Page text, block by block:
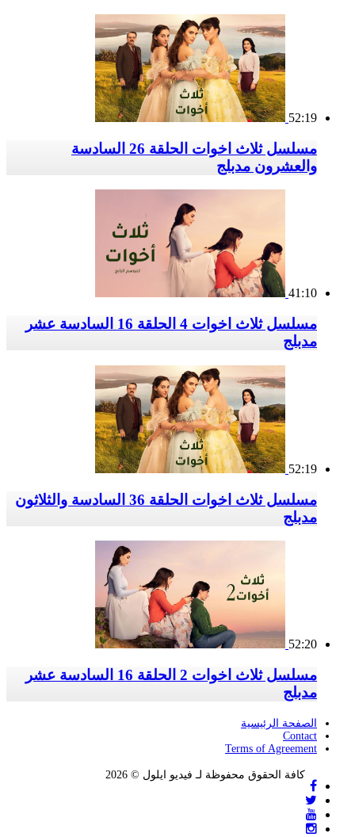
52:19
مسلسل ثلاث اخوات الحلقة 26 السادسة
والعشرون مدبلج
41:10
مسلسل ثلاث اخوات 4 الحلقة 16 السادسة عشر
مدبلج
52:19
مسلسل ثلاث اخوات الحلقة 36 السادسة والثلاثون
مدبلج
52:20
مسلسل ثلاث اخوات 2 الحلقة 16 السادسة عشر
مدبلج
الصفحة الرئيسية
Contact
Terms of Agreement
كافة الحقوق محفوظة لـ فيديو ايلول © 2026